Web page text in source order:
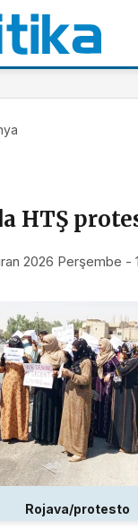
HTŞ
2026 Perşembe -
Rojava/protesto